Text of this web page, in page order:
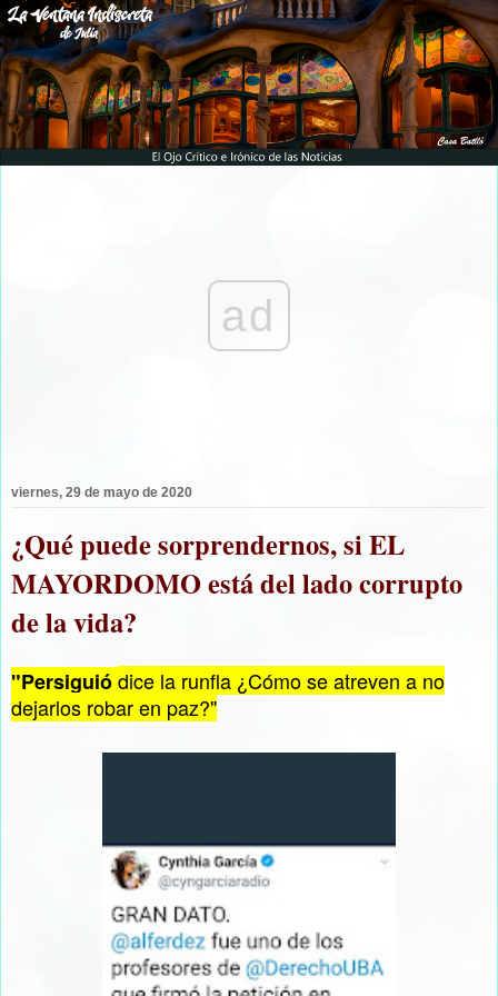
ad
viernes, 29 de mayo de 2020
¿Qué puede sorprendernos, si EL
MAYORDOMO está del lado corrupto
de la vida?
"Persiguiódice la runfla ¿Cómo se atreven a no
dejarlos robar en paz?"